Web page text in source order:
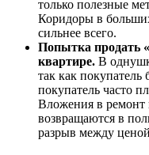
только полезные
Коридоры в
сильнее всего.
Попытка продать
квартире. В
так как
покупатель часто
Вложения в ремонт
возвращаются в
разрыв между